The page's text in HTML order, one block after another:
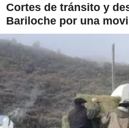
Cortes de tránsito y
Bariloche por una